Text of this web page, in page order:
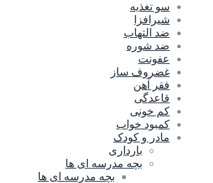
سو تغذیه
شیرافزا
ضد التهاب
ضد شوره
عفونت
غضروف ساز
فقر آهن
قاعدگی
کم خونی
کمبود خواب
مادر و کودک
بارداری
بچه مدرسه ای ها
بچه مدرسه اى ها